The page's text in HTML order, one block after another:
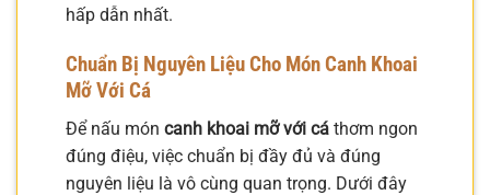
hấp dẫn nhất.
Chuẩn Bị Nguyên Liệu Cho Món Canh Khoai
Mỡ Với Cá
Để nấu món canh khoai mỡ với cá thơm ngon
đúng điệu, việc chuẩn bị đầy đủ và đúng
nguyên liệu là vô cùng quan trọng. Dưới đây